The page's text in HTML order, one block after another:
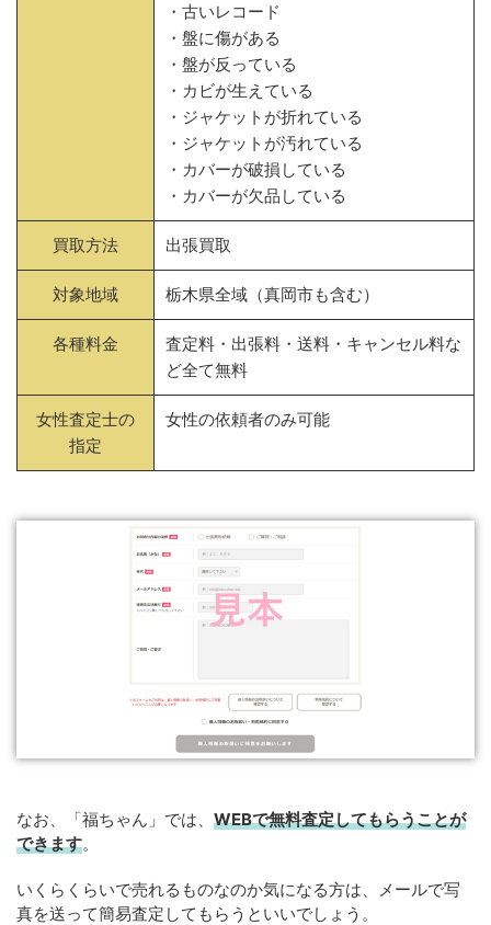
・古いレコード
・盤に傷がある
・盤が反っている
・カビが生えている
・ジャケットが折れている
・ジャケットが汚れている
・カバーが破損している
・カバーが欠品している
買取方法 出張買取
対象地域 栃木県全域（真岡市も含む）
各種料金
査定料・出張料・送料・キャンセル料な
ど全て無料
女性査定士の
指定
女性の依頼者のみ可能
なお、「福ちゃん」では、 WEBで無料査定してもらうことが
できます。
いくらくらいで売れるものなのか気になる方は、メールで写
真を送って簡易査定してもらうといいでしょう。